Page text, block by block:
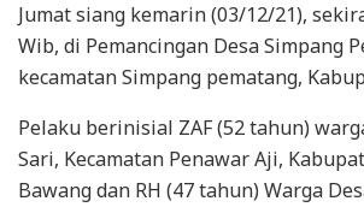
Jumat siang kemarin (03/12/21),
Wib, di Pemancingan Desa Simpang
kecamatan Simpang pematang,
Pelaku berinisial ZAF (52 tahun)
Sari, Kecamatan Penawar Aji,
Bawang dan RH (47 tahun) Warga